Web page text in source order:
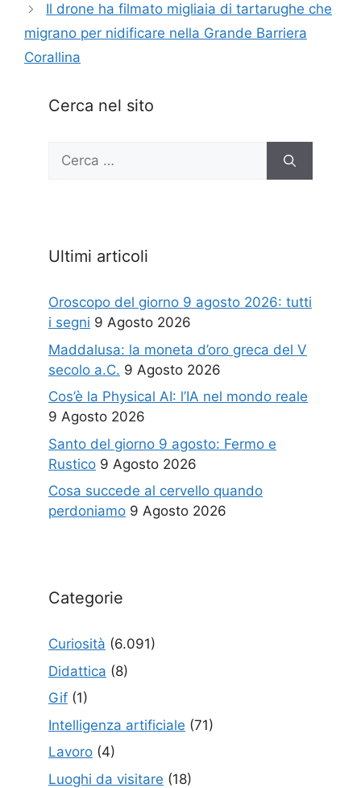
Il drone ha filmato migliaia di tartarughe che
migrano per nidificare nella Grande Barriera
Corallina
Cerca nel sito
Ricerca
Ultimi articoli
Oroscopo del giorno 9 agosto 2026: tutti
i segni 9 Agosto 2026
Maddalusa: la moneta d’oro greca del V
secolo a.C. 9 Agosto 2026
Cos’è la Physical AI: l’IA nel mondo reale
9 Agosto 2026
Santo del giorno 9 agosto: Fermo e
Rustico 9 Agosto 2026
Cosa succede al cervello quando
perdoniamo 9 Agosto 2026
Categorie
Curiosità (6.091)
Didattica (8)
Gif (1)
Intelligenza artificiale (71)
Lavoro (4)
Luoghi da visitare (18)